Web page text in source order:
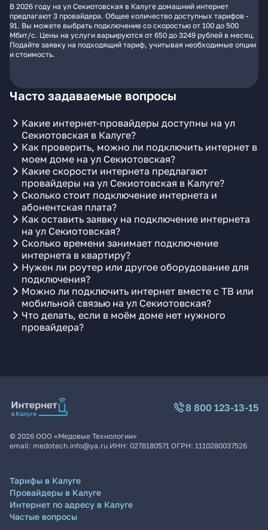
В 2026 году на ул Секиотовская в Калуге домашний интернет
предлагают 3 провайдера. Общее количество доступных тарифов -
91. Вы можете выбрать подключение со скоростью от 100 до 500
Мбит/с. Цены на услуги варьируются от 650 до 3249 рублей в месяц.
Подайте заявку на подходящий тариф, учитывая необходимые опции
и стоимость.
Часто задаваемые вопросы
Какие интернет-провайдеры доступны на ул
Секиотовская в Калуге?
Как проверить, можно ли подключить интернет в
моем доме на ул Секиотовская?
Какие скорости интернета предлагают
провайдеры на ул Секиотовская в Калуге?
Сколько стоит подключение интернета и
абонентская плата?
Как оставить заявку на подключение интернета
на ул Секиотовская?
Сколько времени занимает подключение
интернета в квартиру?
Нужен ли роутер или другое оборудование для
подключения?
Можно ли подключить интернет вместе с ТВ или
мобильной связью на ул Секиотовская?
Что делать, если в моём доме нет нужного
провайдера?
8 800 123-13-15
© 2026 ООО «Медовые Технологии»
email: medotech.info@ya.ru ИНН: 0278180571 ОГРН: 1110280037526
Тарифы в Калуге
Провайдеры в Калуге
Интернет по адресу в Калуге
Частые вопросы